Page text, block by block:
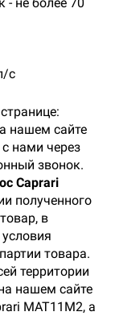
с
нашем сайте
нами через
звонок.
Caprari
полученного
в
товара.
территории
нашем сайте
МАТ11М2, а